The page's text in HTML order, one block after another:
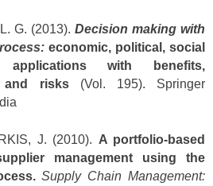
G. (2013). Decision making with
economic, political, social
applications with benefits,
and risks(Vol. 195). Springer
J. (2010). A portfolio-based
management using the
Supply Chain Management: